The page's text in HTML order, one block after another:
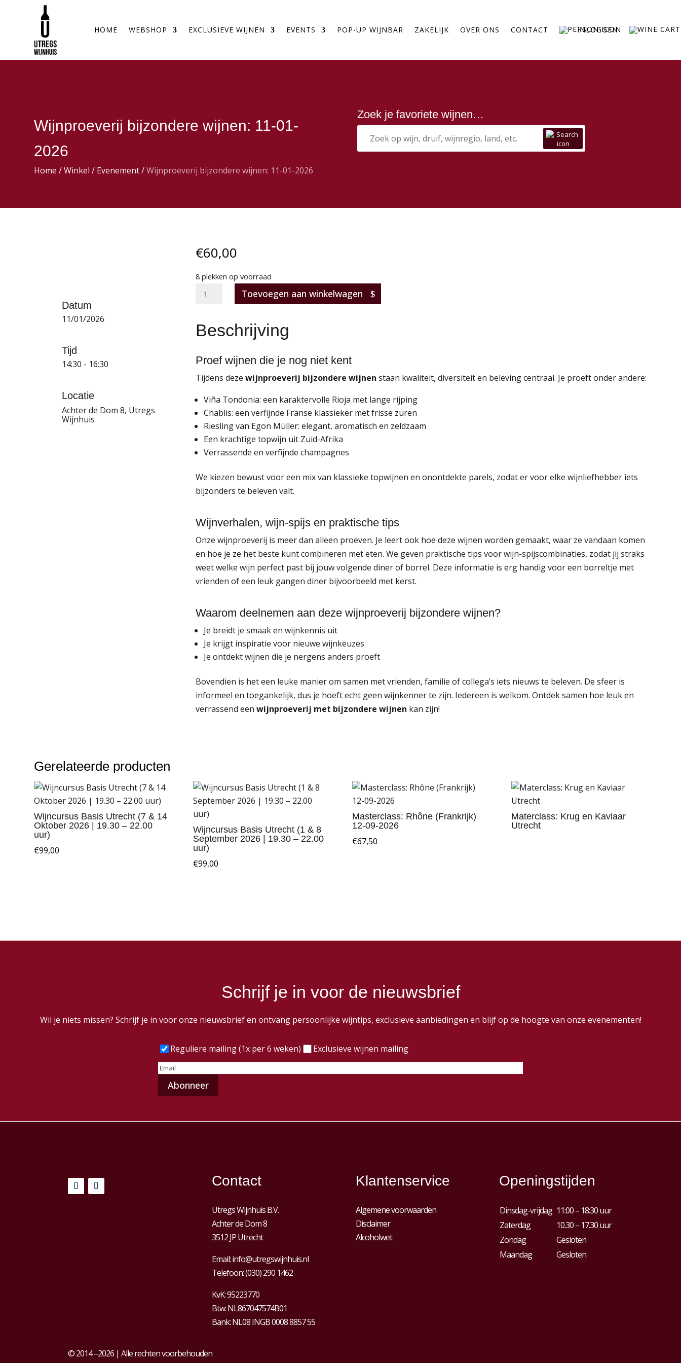
HOME WEBSHOP EXCLUSIEVE WIJNEN EVENTS POP-UP WIJNBAR ZAKELIJK OVER ONS CONTACT INLOGGEN
Wijnproeverij bijzondere wijnen: 11-01-
2026
Home /Winkel / Evenement/Wijnproeverij bijzondere wijnen: 11-01-2026
Zoek je favoriete wijnen…
Datum
11/01/2026
Tijd
14:30 - 16:30
Locatie
Achter de Dom 8, Utregs
Wijnhuis
€60,00
8 plekken op voorraad
Wijnproeverij
bijzondere
11-
2026
Toevoegen aan winkelwagen
Beschrijving
Proef wijnen die je nog niet kent
Tijdens dezewijnproeverij bijzondere wijnen staan kwaliteit, diversiteit en beleving centraal. Je proeft onder andere:
Viña Tondonia: een karaktervolle Rioja met lange rijping
Chablis: een verfijnde Franse klassieker met frisse zuren
Riesling van Egon Müller: elegant, aromatisch en zeldzaam
Een krachtige topwijn uit Zuid-Afrika
Verrassende en verfijnde champagnes
We kiezen bewust voor een mix van klassieke topwijnen en onontdekte parels, zodat er voor elke wijnliefhebber iets
bijzonders te beleven valt.
Wijnverhalen, wijn-spijs en praktische tips
Onze wijnproeverij is meer dan alleen proeven. Je leert ook hoe deze wijnen worden gemaakt, waar ze vandaan komen
en hoe je ze het beste kunt combineren met eten. We geven praktische tips voor wijn-spijscombinaties, zodat jij straks
weet welke wijn perfect past bij jouw volgende diner of borrel. Deze informatie is erg handig voor een borreltje met
vrienden of een leuk gangen diner bijvoorbeeld met kerst.
Waarom deelnemen aan deze wijnproeverij bijzondere wijnen?
Je breidt je smaak en wijnkennis uit
Je krijgt inspiratie voor nieuwe wijnkeuzes
Je ontdekt wijnen die je nergens anders proeft
Bovendien is het een leuke manier om samen met vrienden, familie of collega’s iets nieuws te beleven. De sfeer is
informeel en toegankelijk, dus je hoeft echt geen wijnkenner te zijn. Iedereen is welkom. Ontdek samen hoe leuk en
verrassend eenwijnproeverij met bijzondere wijnen kan zijn!
Gerelateerde producten
Wijncursus Basis Utrecht (7 & 14
Oktober 2026 | 19.30 – 22.00
uur)
€99,00
Wijncursus Basis Utrecht (1 & 8
September 2026 | 19.30 – 22.00
uur)
€99,00
Masterclass: Rhône (Frankrijk)
12-09-2026
€67,50
Materclass: Krug en Kaviaar
Utrecht
Schrijf je in voor de nieuwsbrief
Wil je niets missen? Schrijf je in voor onze nieuwsbrief en ontvang persoonlijke wijntips, exclusieve aanbiedingen en blijf op de hoogte van onze evenementen!
Frequentie(Vereist)
Reguliere mailing (1x per 6 weken)
Exclusieve wijnen mailing
E-
mailadres
Contact
Utregs Wijnhuis B.V.
Achter de Dom 8
3512 JP Utrecht
Email:info@utregswijnhuis.nl
Telefoon:(030) 290 1462
KvK:95223770
Btw:NL867047574B01
Bank: NL08 INGB 0008 8857 55
Klantenservice
Algemene voorwaarden
Disclaimer
Alcoholwet
Openingstijden
Dinsdag-vrijdag 11:00 – 18:30 uur
Zaterdag
10.30 – 17.30 uur
Zondag
Gesloten
Maandag
Gesloten
© 2014 –2026 | Alle rechten voorbehouden